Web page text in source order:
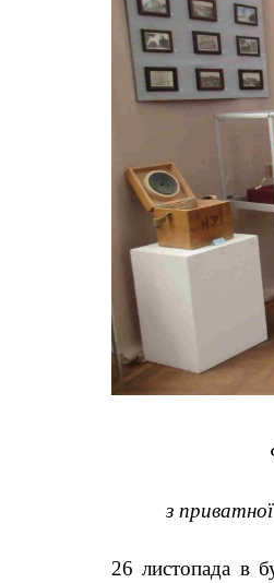
з
26 листопада в